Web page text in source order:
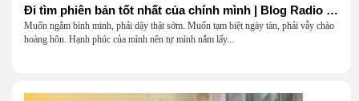
Đi tìm phiên bản tốt nhất của chính mình | Blog Radio 903
Muốn ngắm bình minh, phải dậy thật sớm. Muốn tạm biệt ngày tàn, phải vẫy chào
hoàng hôn. Hạnh phúc của mình nên tự mình nắm lấy...